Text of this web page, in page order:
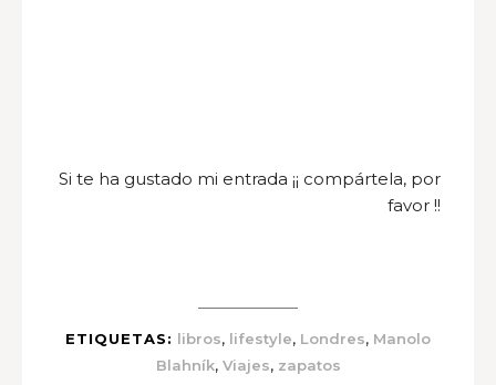
Si te ha gustado mi entrada ¡¡ compártela, por
favor !!
ETIQUETAS: libros, lifestyle, Londres, Manolo
Blahník, Viajes, zapatos